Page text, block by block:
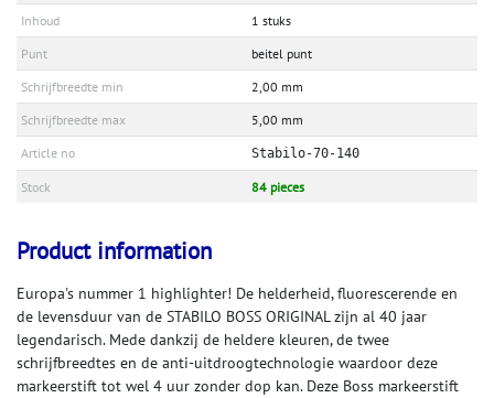
Inhoud
1 stuks
Punt
beitel punt
Schrijfbreedte min
2,00 mm
Schrijfbreedte max
5,00 mm
Article no
Stabilo-70-140
Stock 84 pieces
Product information
Europa's nummer 1 highlighter! De helderheid, fluorescerende en
de levensduur van de STABILO BOSS ORIGINAL zijn al 40 jaar
legendarisch. Mede dankzij de heldere kleuren, de twee
schrijfbreedtes en de anti-uitdroogtechnologie waardoor deze
markeerstift tot wel 4 uur zonder dop kan. Deze Boss markeerstift